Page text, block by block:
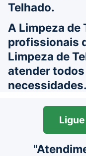
Telhado.
A Limpeza de
profissionais
Limpeza de
atender
necessidades.